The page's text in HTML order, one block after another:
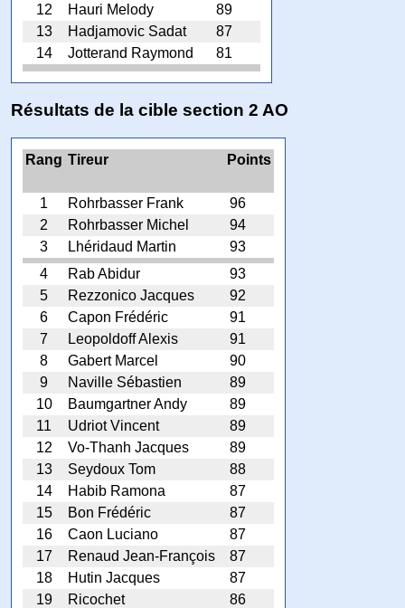
12
Hauri Melody
89
13
Hadjamovic Sadat
87
14
Jotterand Raymond 81
Résultats de la cible section 2 AO
Rang Tireur Points
1 Rohrbasser Frank
96
2
Rohrbasser Michel
94
3
Lhéridaud Martin
93
4
Rab Abidur
93
5
Rezzonico Jacques
92
6
Capon Frédéric
91
7
Leopoldoff Alexis
91
8
Gabert Marcel
90
9
Naville Sébastien
89
10
Baumgartner Andy
89
11
Udriot Vincent
89
12
Vo-Thanh Jacques
89
13
Seydoux Tom
88
14
Habib Ramona
87
15
Bon Frédéric
87
16
Caon Luciano
87
17
Renaud Jean-François
87
18
Hutin Jacques
87
19
Ricochet
86